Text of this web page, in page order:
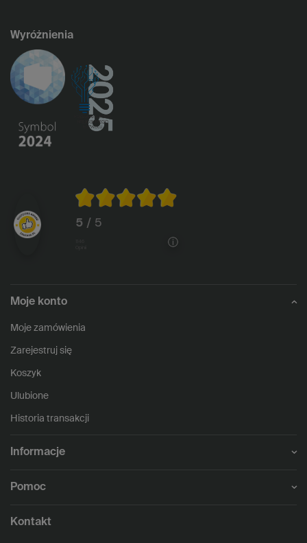
Wyróżnienia
5 / 5
Moje konto
Moje zamówienia
Zarejestruj się
Koszyk
Ulubione
Historia transakcji
Informacje
Pomoc
Kontakt